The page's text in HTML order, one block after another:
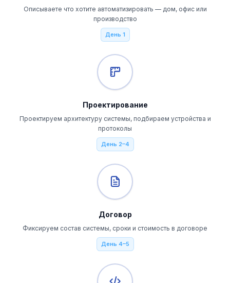
Описываете что хотите автоматизировать — дом, офис или
производство
День 1
Проектирование
Проектируем архитектуру системы, подбираем устройства и
протоколы
День 2–4
Договор
Фиксируем состав системы, сроки и стоимость в договоре
День 4–5